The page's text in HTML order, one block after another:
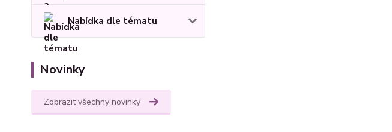
Nabídka dle tématu
Novinky
Zobrazit všechny novinky